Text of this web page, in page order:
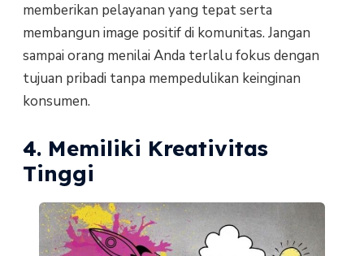
memberikan pelayanan yang tepat serta
membangun image positif di komunitas. Jangan
sampai orang menilai Anda terlalu fokus dengan
tujuan pribadi tanpa mempedulikan keinginan
konsumen.
4. Memiliki Kreativitas
Tinggi